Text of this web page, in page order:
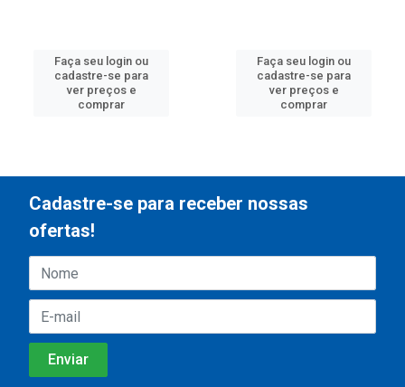
Faça seu login ou
cadastre-se para
ver preços e
comprar
Faça seu login ou
cadastre-se para
ver preços e
comprar
Cadastre-se para receber nossas
ofertas!